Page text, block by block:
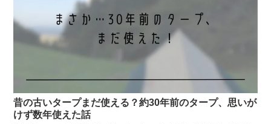
昔の古いタープまだ使える？約30年前のタープ、思いが
けず数年使えた話